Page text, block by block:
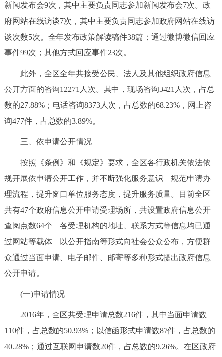
新闻发布会9次，其中主要负责同志参加新闻发布会7次。政
府网站在线访谈7次，其中主要负责同志参加政府网站在线访
谈次数5次。全年发布政策解读稿件38篇；通过微博微信回应
事件99次；其他方式回应事件23次。
此外，全区全年共接受公民、法人及其他组织政府信息
公开方面的咨询12271人次。其中，现场咨询3421人次，占总
数的27.88%；电话咨询8373人次，占总数的68.23%，网上咨
询477件，占总数的3.89%。
三、依申请公开情况
按照《条例》和《规定》要求，全区各行政机关依法依
规开展依申请公开工作，并不断强化服务意识，规范申请办
理流程，提升窗口单位服务态度，提升服务质量。目前全区
共有47个政府信息公开申请受理场所，共设置政府信息公开
查阅点数64个，各受理机构的地址、联系方式等信息均已通
过网站等载体，以公开指南等形式向社会公众公布，方便群
众通过当面申请、电子邮件、邮寄等多种形式提出政府信息
公开申请。
(一)申请情况
2016年，全区共受理申请总数216件，其中当面申请数
110件，占总数的50.93%；以信函形式申请数87件，占总数的
40.28%；通过互联网申请数20件，占总数的9.26%。在区政府